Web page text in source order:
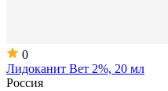
0
Лидоканит Вет 2%, 20 мл
Россия